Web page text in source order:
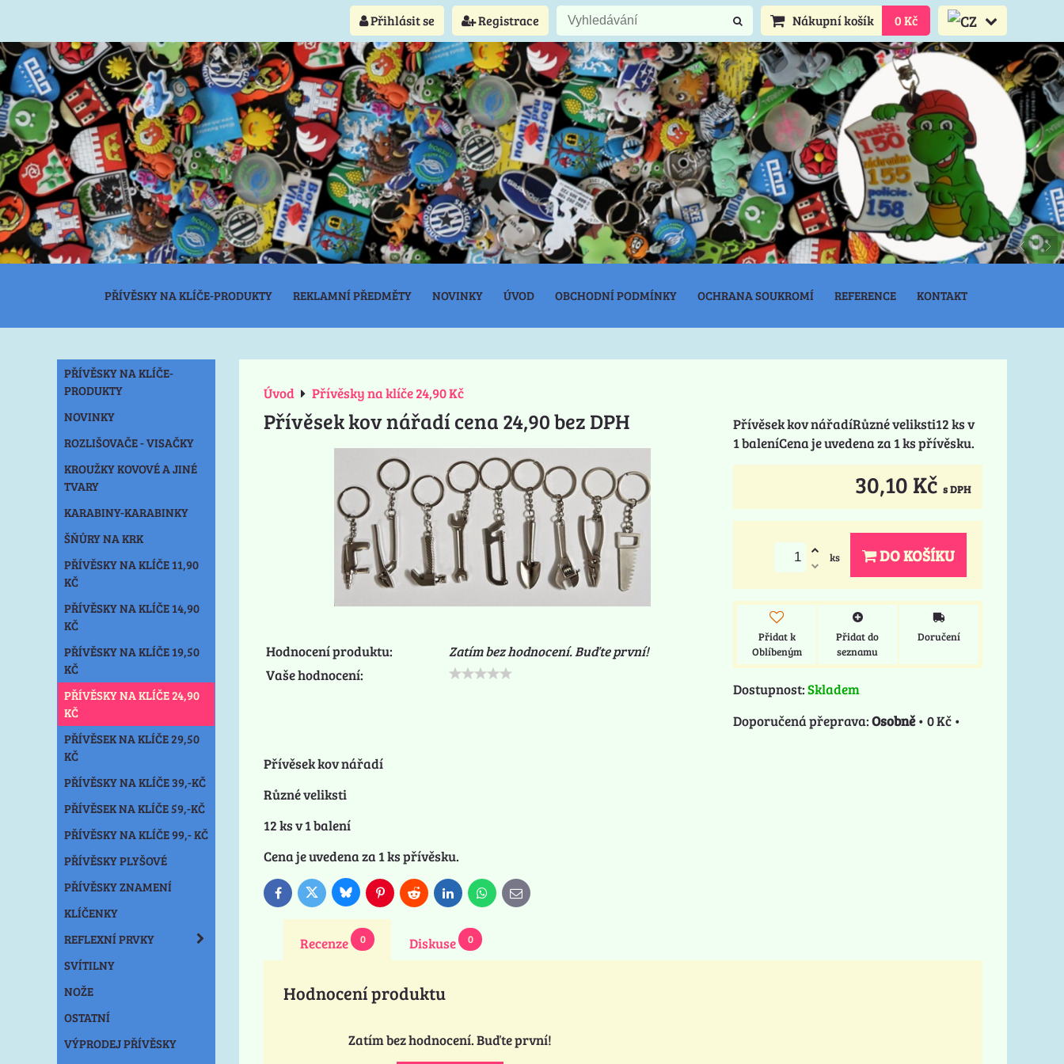
Přihlásit se Registrace Nákupní košík 0 Kč
PŘÍVĚSKY NA KLÍČE-PRODUKTY REKLAMNÍ PŘEDMĚTY NOVINKY ÚVOD OBCHODNÍ PODMÍNKY OCHRANA SOUKROMÍ REFERENCE KONTAKT
Úvod Přívěsky na klíče 24,90 Kč
Přívěsek kov nářadí cena 24,90 bez DPH
Hodnocení produktu:
Zatím bez hodnocení. Buďte první!
Vaše hodnocení:
Přívěsek kov nářadíRůzné veliksti12 ks v
1 baleníCena je uvedena za 1 ks přívěsku.
30,10 Kč s DPH
ks DO KOŠÍKU
Přidat k
Oblíbeným
Přidat do
seznamu
Doručení
Dostupnost:Skladem
Osobně• 0 Kč •
Přívěsek kov nářadí
Různé veliksti
12 ks v 1 balení
Cena je uvedena za 1 ks přívěsku.
FacebookTwitterBlueskyPinterestReddit LinkedInWhatsApp
E-
mail
Recenze 0 Diskuse 0
Hodnocení produktu
Zatím bez hodnocení. Buďte první!
PŘÍVĚSKY NA KLÍČE-
PRODUKTY
NOVINKY
ROZLIŠOVAČE - VISAČKY
KROUŽKY KOVOVÉ A JINÉ
TVARY
KARABINY-KARABINKY
ŠŇŮRY NA KRK
PŘÍVĚSKY NA KLÍČE 11,90
KČ
PŘÍVĚSKY NA KLÍČE 14,90
KČ
PŘÍVĚSKY NA KLÍČE 19,50
KČ
PŘÍVĚSKY NA KLÍČE 24,90
KČ
PŘÍVĚSEK NA KLÍČE 29,50
KČ
PŘÍVĚSKY NA KLÍČE 39,-KČ
PŘÍVĚSEK NA KLÍČE 59,-KČ
PŘÍVĚSKY NA KLÍČE 99,- KČ
PŘÍVĚSKY PLYŠOVÉ
PŘÍVĚSKY ZNAMENÍ
KLÍČENKY
REFLEXNÍ PRVKY
SVÍTILNY
NOŽE
OSTATNÍ
VÝPRODEJ PŘÍVĚSKY